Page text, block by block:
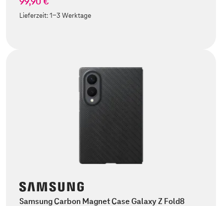
Lieferzeit:1-3 Werktage
Samsung Carbon Magnet Case Galaxy Z Fold8